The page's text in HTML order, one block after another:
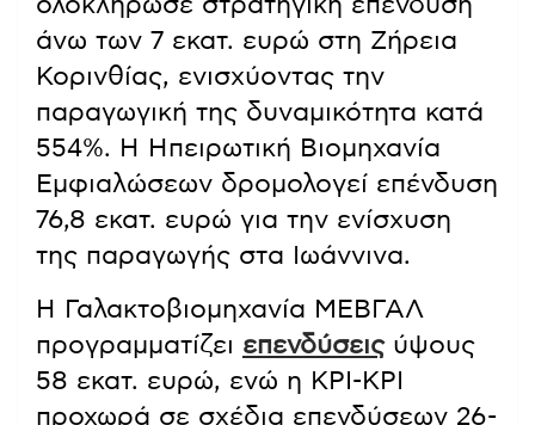
άνω των 7 εκατ. ευρώ στη Ζήρεια
Κορινθίας, ενισχύοντας την
παραγωγική της δυναμικότητα κατά
554%. Η Ηπειρωτική Βιομηχανία
Εμφιαλώσεων δρομολογεί επένδυση
76,8 εκατ. ευρώ για την ενίσχυση
της παραγωγής στα Ιωάννινα.
Η Γαλακτοβιομηχανία ΜΕΒΓΑΛ
προγραμματίζει επενδύσειςύψους
58 εκατ. ευρώ, ενώ η ΚΡΙ-ΚΡΙ
προχωρά σε σχέδια επενδύσεων 26-